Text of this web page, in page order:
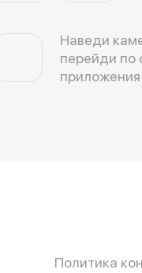
Наведи
перейди по
приложения
Политика